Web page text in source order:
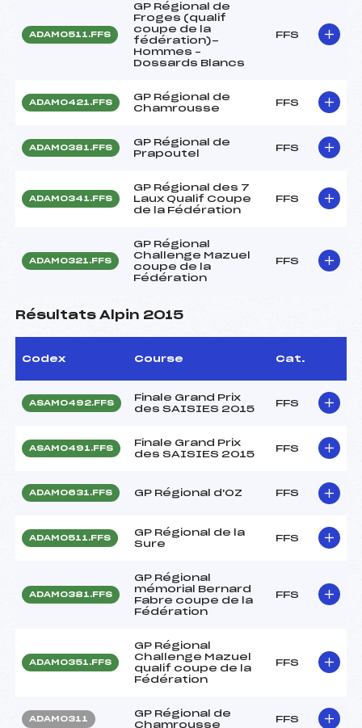
ADAM0511.FFS
GP Régional de
Froges (qualif
coupe de la
fédération)-
Hommes –
Dossards Blancs
FFS
ADAM0421.FFS
GP Régional de
Chamrousse
FFS
ADAM0381.FFS
GP Régional de
Prapoutel
FFS
ADAM0341.FFS
GP Régional des 7
Laux Qualif Coupe
de la Fédération
FFS
ADAM0321.FFS
GP Régional
Challenge Mazuel
coupe de la
Fédération
FFS
Résultats Alpin 2015
Codex Course Cat.
ASAM0492.FFS
Finale Grand Prix
des SAISIES 2015
FFS
ASAM0491.FFS
Finale Grand Prix
des SAISIES 2015
FFS
ADAM0631.FFS GP Régional d'OZ FFS
ADAM0511.FFS
GP Régional de la
Sure
FFS
ADAM0381.FFS
GP Régional
mémorial Bernard
Fabre coupe de la
Fédération
FFS
ADAM0351.FFS
GP Régional
Challenge Mazuel
qualif coupe de la
Fédération
FFS
ADAM0311
GP Régional de
Chamrousse
FFS